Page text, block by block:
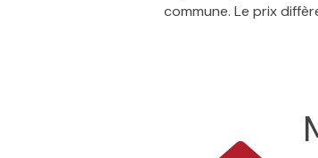
commune. Le prix